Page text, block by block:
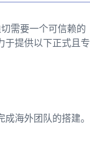
需要一个可信赖的
于提供以下正式且专
海外团队的搭建。